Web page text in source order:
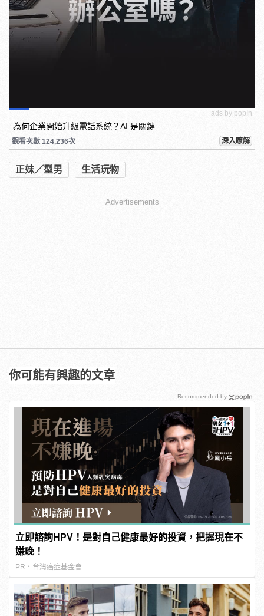
ads by popIn
為何企業開始升級電話系統？AI 是關鍵
觀看次數 124,236次 深入瞭解
正妹／型男 生活玩物
Advertisements
你可能有興趣的文章
立即諮詢HPV！是對自己健康最好的投資，把握現在不
嫌晚！
PR・台灣癌症基金會
Recommended by